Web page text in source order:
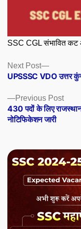
SSC CGL संभावित
Posts
navigation
Previous Post
post:
430 पदों के लिए
नोटिफिकेशन जारी
Next Post
Next
post:
UPSSSC VDO उत्तर